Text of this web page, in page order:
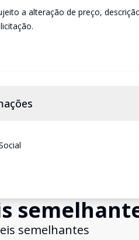
a alteração de preço,
semelhantes